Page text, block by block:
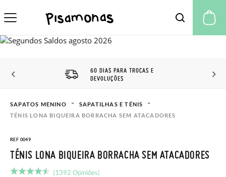
TROCAS E
DESCONTO CLUBE
SAPATOS MENINO
SAPATILHAS E TÉNIS
TÉNIS LONA BIQUEIRA BORRACHA SEM ATACADORES
REF 0049
TÉNIS LONA BIQUEIRA BORRACHA SEM ATACADORES
(1392 Opiniões)